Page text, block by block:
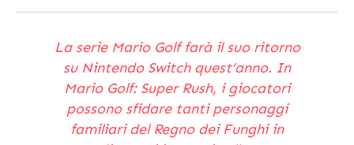
La serie Mario Golffarà il suo ritorno
su Nintendo Switch quest’anno. In
Mario Golf: Super Rush, i giocatori
possono sfidare tanti personaggi
familiari del Regno dei Funghi in